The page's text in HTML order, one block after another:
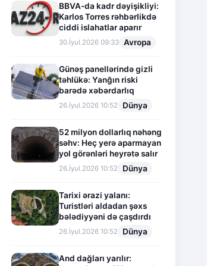
BBVA-da kadr dəyişikliyi:
Karlos Torres rəhbərlikdə
ciddi islahatlar aparır
30.İyul.2026 09:33 Avropa
Günəş panellərində gizli
təhlükə: Yanğın riski
barədə xəbərdarlıq
26.İyul.2026 10:52 Dünya
52 milyon dollarlıq nəhəng
səhv: Heç yerə aparmayan
yol görənləri heyrətə salır
26.İyul.2026 10:52 Dünya
Tarixi ərazi yalanı:
Turistləri aldadan şəxs
bələdiyyəni də çaşdırdı
26.İyul.2026 10:52 Dünya
And dağları yarılır: